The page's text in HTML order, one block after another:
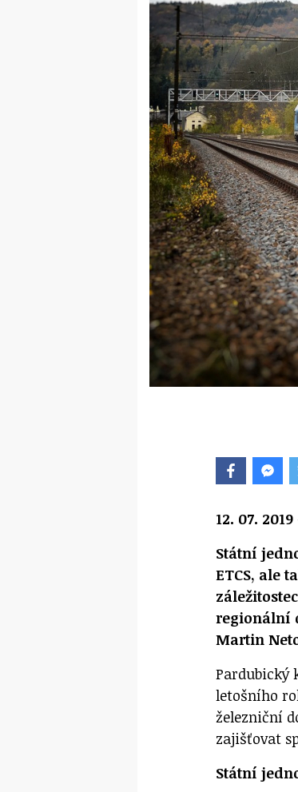
12. 07.
Státní
ETCS, ale
regionální
Martin
Pardubický
letošního
železniční
zajišťovat
Státní